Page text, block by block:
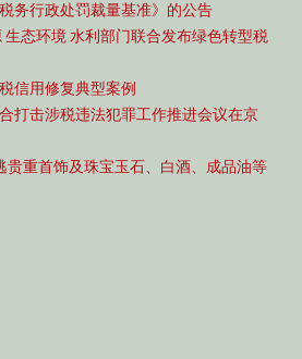
务行政处罚裁量基准》的公告
生态环境 水利部门联合发布绿色转型税
信用修复典型案例
打击涉税违法犯罪工作推进会议在京
贵重首饰及珠宝玉石、白酒、成品油等